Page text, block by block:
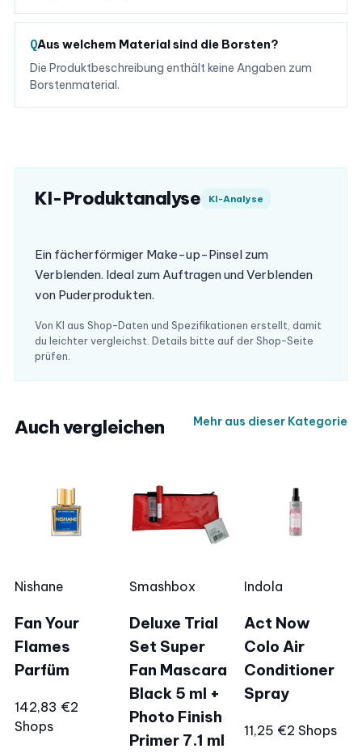
Aus welchem Material sind die Borsten?
Die Produktbeschreibung enthält keine Angaben zum
Borstenmaterial.
KI-Produktanalyse KI-Analyse
Ein fächerförmiger Make-up-Pinsel zum
Verblenden. Ideal zum Auftragen und Verblenden
von Puderprodukten.
Von KI aus Shop-Daten und Spezifikationen erstellt, damit
du leichter vergleichst. Details bitte auf der Shop-Seite
prüfen.
Auch vergleichen Mehr aus dieser Kategorie
Nishane
Fan Your
Flames
Parfüm
142,83 €2
Shops
Smashbox
Deluxe Trial
Set Super
Fan Mascara
Black 5 ml +
Photo Finish
Primer 7.1 ml
Indola
Act Now
Colo Air
Conditioner
Spray
11,25 €2 Shops